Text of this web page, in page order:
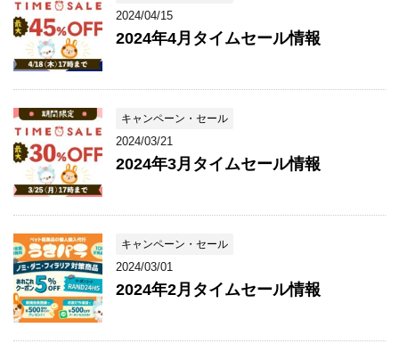
2024/04/15
2024年4月タイムセール情報
キャンペーン・セール
2024/03/21
2024年3月タイムセール情報
キャンペーン・セール
2024/03/01
2024年2月タイムセール情報